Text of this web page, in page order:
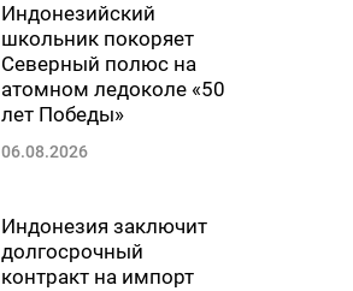
Индонезийский
школьник покоряет
Северный полюс на
атомном ледоколе «50
лет Победы»
06.08.2026
Индонезия заключит
долгосрочный
контракт на импорт